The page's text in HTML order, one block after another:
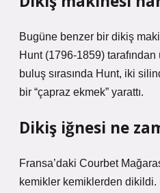
Bugüne benzer bir dikiş
Hunt (1796-1859)
buluş sırasında Hunt, iki
bir “çapraz ekmek” yarattı.
Dikiş iğnesi ne
Fransa’daki Courbet
kemikler kemiklerden dikildi.